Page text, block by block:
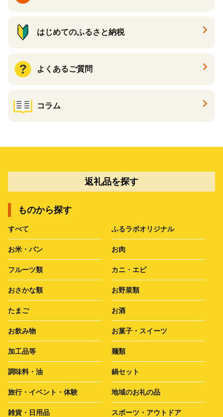
はじめてのふるさと納税
よくあるご質問
コラム
返礼品を探す
ものから探す
すべて ふるラボオリジナル
お米・パン お肉
フルーツ類 カニ・エビ
おさかな類 お野菜類
たまご お酒
お飲み物 お菓子・スイーツ
加工品等 麺類
調味料・油 鍋セット
旅行・イベント・体験 地域のお礼の品
雑貨・日用品 スポーツ・アウトドア